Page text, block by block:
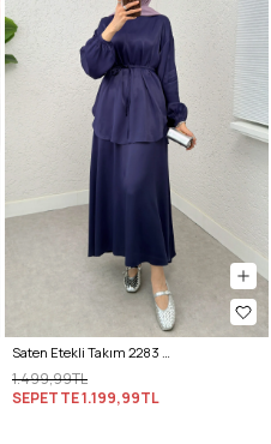
Saten Etekli Takım 2283 - LACİVERT
1.499,99TL
SEPETTE1.199,99TL